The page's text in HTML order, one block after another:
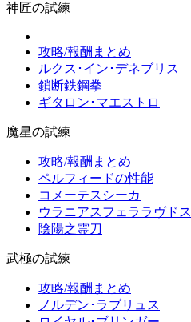
神匠の試練
攻略/報酬まとめ
ルクス･イン･デネブリス
鎖断鉄鋼拳
ギタロン･マエストロ
魔星の試練
攻略/報酬まとめ
ペルフィードの性能
コメーテスシーカ
ウラニアスフェララヴドス
陰陽之霊刀
武極の試練
攻略/報酬まとめ
ノルデン･ラブリュス